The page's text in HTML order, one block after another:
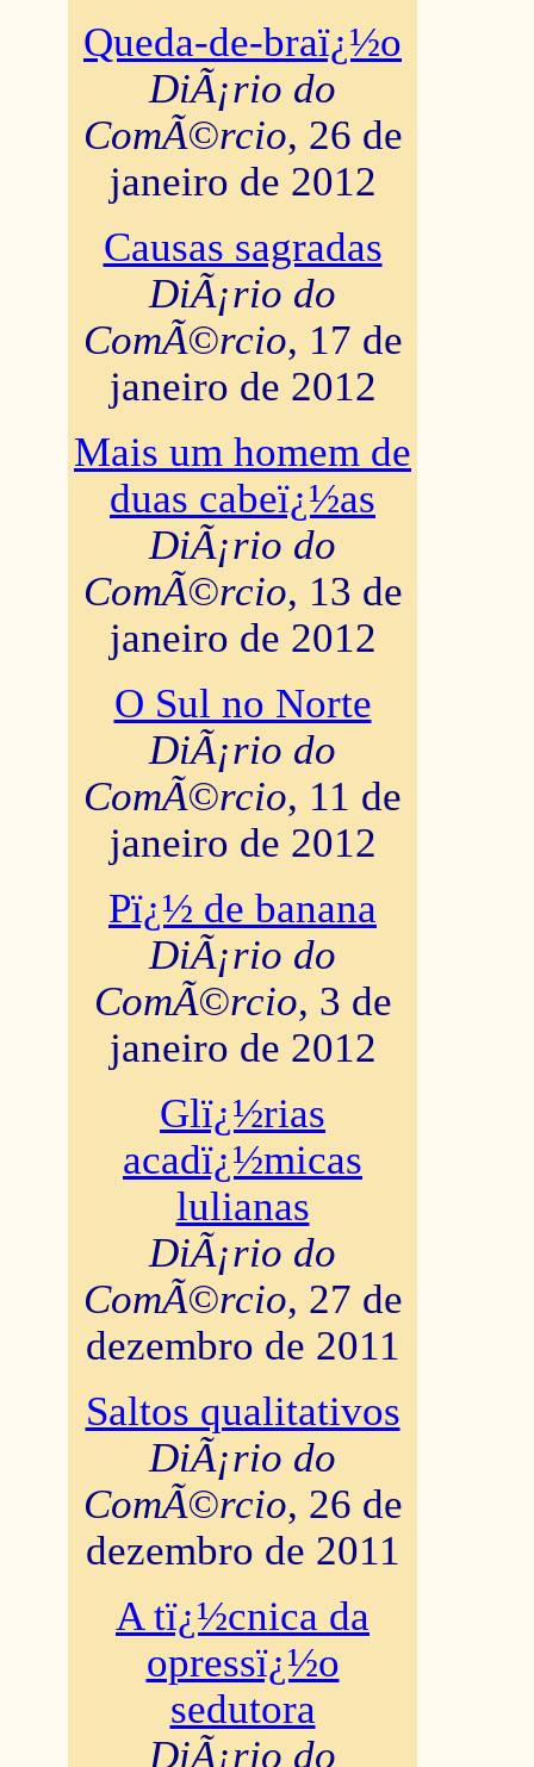
Queda-de-braï¿½o
DiÃ¡rio do
ComÃ©rcio, 26 de
janeiro de 2012
Causas sagradas
DiÃ¡rio do
ComÃ©rcio, 17 de
janeiro de 2012
Mais um homem de
duas cabeï¿½as
DiÃ¡rio do
ComÃ©rcio, 13 de
janeiro de 2012
O Sul no Norte
DiÃ¡rio do
ComÃ©rcio, 11 de
janeiro de 2012
Pï¿½ de banana
DiÃ¡rio do
ComÃ©rcio, 3 de
janeiro de 2012
Glï¿½rias
acadï¿½micas
lulianas
DiÃ¡rio do
ComÃ©rcio, 27 de
dezembro de 2011
Saltos qualitativos
DiÃ¡rio do
ComÃ©rcio, 26 de
dezembro de 2011
A tï¿½cnica da
opressï¿½o
sedutora
DiÃ¡rio do